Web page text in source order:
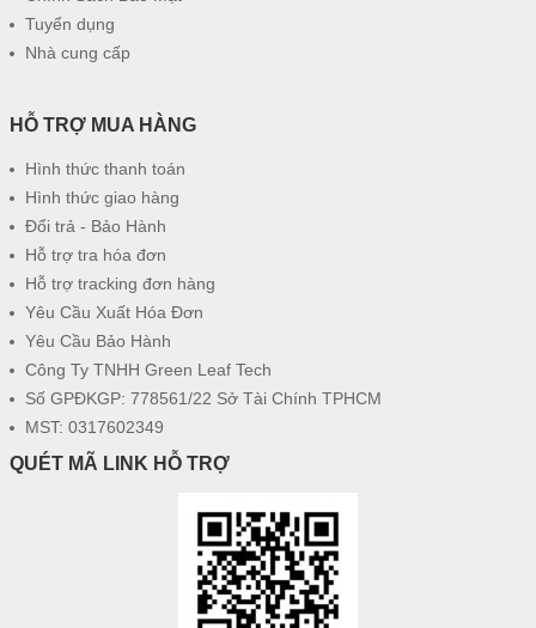
Tuyển dụng
Nhà cung cấp
HỖ TRỢ MUA HÀNG
Hình thức thanh toán
Hình thức giao hàng
Đổi trả - Bảo Hành
Hỗ trợ tra hóa đơn
Hỗ trợ tracking đơn hàng
Yêu Cầu Xuất Hóa Đơn
Yêu Cầu Bảo Hành
Công Ty TNHH Green Leaf Tech
Số GPĐKGP: 778561/22 Sở Tài Chính TPHCM
MST: 0317602349
QUÉT MÃ LINK HỖ TRỢ